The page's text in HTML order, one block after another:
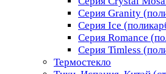
Серия Granity
Серия Ice
Серия Romance
Серия Timless
Термостекло